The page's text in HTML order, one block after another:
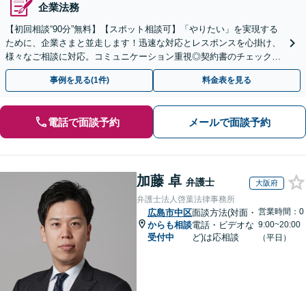
企業法務
【初回相談“90分”無料】【スポット相談可】「やりたい」を実現する
ために、企業さまと並走します！迅速な対応とレスポンスを心掛け、
様々なご相談に対応。コミュニケーション重視◎契約書のチェック、
企業間・労務・顧客トラブルなど解決実績が豊富です
事例を見る(1件) 料金表を見る
電話で面談予約 メールで面談予約
加藤 卓 弁護士 大阪府
弁護士法人啓葉法律事務所
広島市中区
からも相談
受付中
面談方法(対面・
電話・ビデオな
ど)は応相談
営業時間：0
9:00~20:00
（平日）